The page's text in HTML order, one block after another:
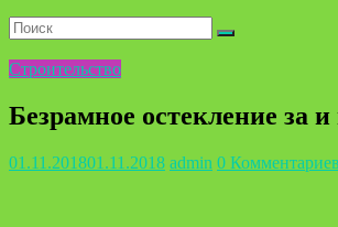
Строительство
Безрамное остекление за
01.11.201801.11.2018 admin 0 Комментариев